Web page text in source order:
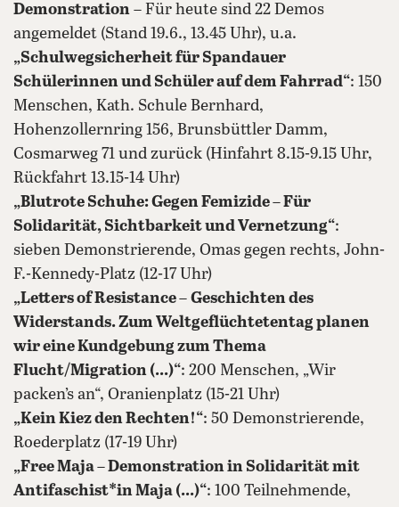
Demonstration – Für heute sind 22 Demos
angemeldet (Stand 19.6., 13.45 Uhr), u.a.
„Schulwegsicherheit für Spandauer
Schülerinnen und Schüler auf dem Fahrrad“: 150
Menschen, Kath. Schule Bernhard,
Hohenzollernring 156, Brunsbüttler Damm,
Cosmarweg 71 und zurück (Hinfahrt 8.15-9.15 Uhr,
Rückfahrt 13.15-14 Uhr)
„Blutrote Schuhe: Gegen Femizide – Für
Solidarität, Sichtbarkeit und Vernetzung“:
sieben Demonstrierende, Omas gegen rechts, John-
F.-Kennedy-Platz (12-17 Uhr)
„Letters of Resistance– Geschichten des
Widerstands. Zum Weltgeflüchtetentag planen
wir eine Kundgebung zum Thema
Flucht/Migration (...)“: 200 Menschen, „Wir
packen’s an“, Oranienplatz (15-21 Uhr)
„Kein Kiez den Rechten!“: 50 Demonstrierende,
Roederplatz (17-19 Uhr)
„Free Maja – Demonstration in Solidarität mit
Antifaschist*in Maja (...)“: 100 Teilnehmende,